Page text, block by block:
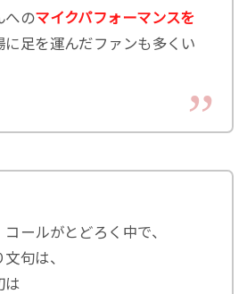
へのマイクパフォーマンスを
に足を運んだファンも多くい
ールがとどろく中で、
句は、
は